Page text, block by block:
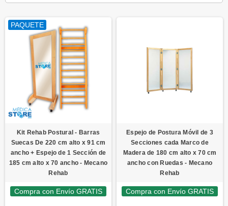
PAQUETE
Kit Rehab Postural - Barras
Suecas De 220 cm alto x 91 cm
ancho + Espejo de 1 Sección de
185 cm alto x 70 ancho - Mecano
Rehab
Compra con Envío GRATIS
Espejo de Postura Móvil de 3
Secciones cada Marco de
Madera de 180 cm alto x 70 cm
ancho con Ruedas - Mecano
Rehab
Compra con Envío GRATIS